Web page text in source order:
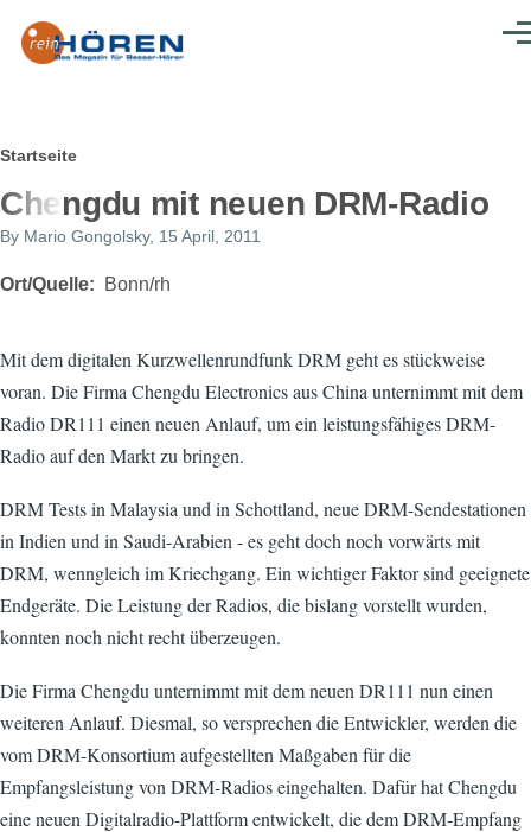
Pfadnavigation
Startseite
Chengdu mit neuen DRM-Radio
By Mario Gongolsky, 15 April, 2011
Ort/Quelle Bonn/rh
Mit dem digitalen Kurzwellenrundfunk DRM geht es stückweise
voran. Die Firma Chengdu Electronics aus China unternimmt mit dem
Radio DR111 einen neuen Anlauf, um ein leistungsfähiges DRM-
Radio auf den Markt zu bringen.
DRM Tests in Malaysia und in Schottland, neue DRM-Sendestationen
in Indien und in Saudi-Arabien - es geht doch noch vorwärts mit
DRM, wenngleich im Kriechgang. Ein wichtiger Faktor sind geeignete
Endgeräte. Die Leistung der Radios, die bislang vorstellt wurden,
konnten noch nicht recht überzeugen.
Die Firma Chengdu unternimmt mit dem neuen DR111 nun einen
weiteren Anlauf. Diesmal, so versprechen die Entwickler, werden die
vom DRM-Konsortium aufgestellten Maßgaben für die
Empfangsleistung von DRM-Radios eingehalten. Dafür hat Chengdu
eine neuen Digitalradio-Plattform entwickelt, die dem DRM-Empfang